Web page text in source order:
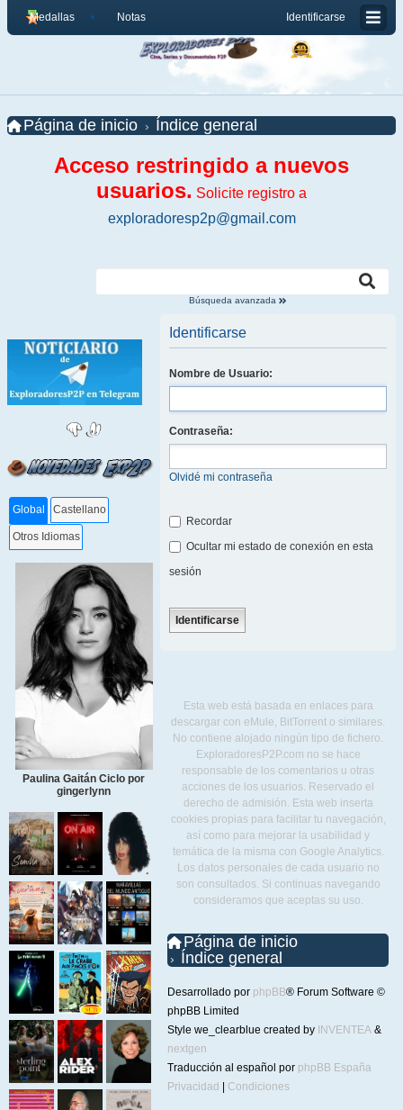
Identificarse
Medallas Notas
Página de inicio Índice general
Acceso restringido a nuevos
usuarios. Solicite registro a
exploradoresp2p@gmail.com
Búsqueda avanzada
Global Castellano
Otros Idiomas
Paulina Gaitán Ciclo por
gingerlynn
Identificarse
Nombre de Usuario:
Contraseña:
Olvidé mi contraseña
Recordar
Ocultar mi estado de conexión en esta
sesión
Esta web está basada en enlaces para
descargar con eMule, BitTorrent o similares.
No contiene alojado ningún tipo de fichero.
ExploradoresP2P.com no se hace
responsable de los comentarios u otras
acciones de los usuarios. Reservado el
derecho de admisión. Esta web inserta
cookies propias para facilitar tu navegación,
así como para mejorar la usabilidad y
temática de la misma con Google Analytics.
Los datos personales de cada usuario no
son consultados. Si continuas navegando
consideramos que aceptas su uso.
Página de inicio
Índice general
Desarrollado por phpBB® Forum Software ©
phpBB Limited
Style we_clearblue created by INVENTEA &
nextgen
Traducción al español por phpBB España
Privacidad
Condiciones